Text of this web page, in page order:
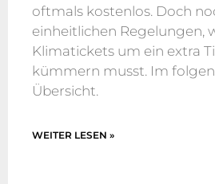
oftmals kostenlos. Doch
einheitlichen Regelungen,
Klimatickets um ein extra
kümmern musst. Im
Übersicht.
WEITER LESEN »